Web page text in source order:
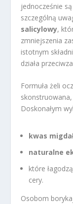
jednocześnie
szczególną
salicylowy,
zmniejszenia
istotnym
działa
Formuła żeli
Doskonałym
kwas
naturalne
które
cery.
Osobom